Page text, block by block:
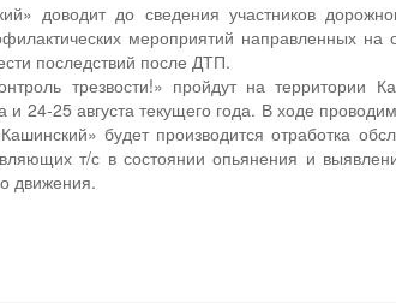
доводит до сведения участников
мероприятий направленных на
последствий после ДТП.
трезвости!» пройдут на территории
и 24-25 августа текущего года. В ходе
будет производится отработка
т/с в состоянии опьянения и
движения.